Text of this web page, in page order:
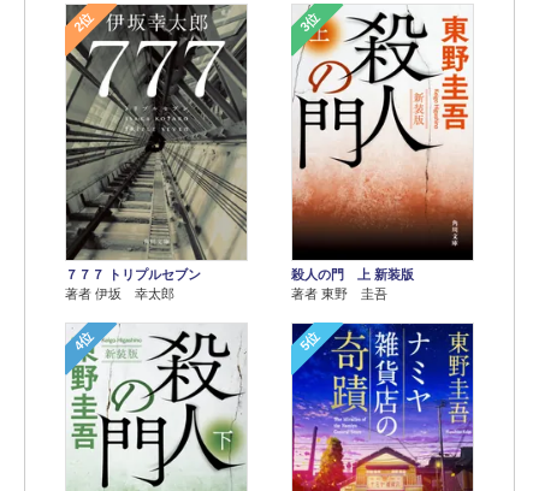
2位
７７７ トリプルセブン
著者 伊坂 幸太郎
3位
殺人の門 上 新装版
著者 東野 圭吾
4位 5位